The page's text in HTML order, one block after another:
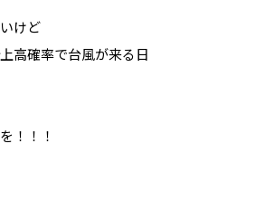
けど
高確率で台風が来る日
！！！